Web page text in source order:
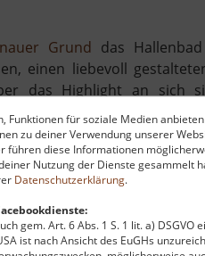
für soziale Medien
zu deiner Verwendung unserer
führen diese Informationen
Nutzung der Dienste gesammelt
Datenschutzerklärung.
gem. Art. 6 Abs. 1 S. 1 lit. a) DSGVO
ist nach Ansicht des EuGHs
Grund das
einen liebevoll
das Highlight an sich
antreten kann und